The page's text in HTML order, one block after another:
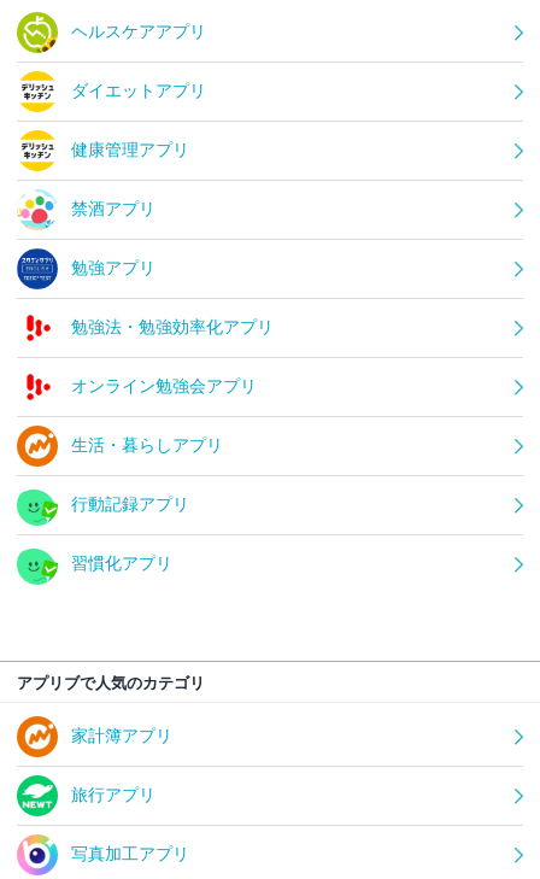
ヘルスケアアプリ
ダイエットアプリ
健康管理アプリ
禁酒アプリ
勉強アプリ
勉強法・勉強効率化アプリ
オンライン勉強会アプリ
生活・暮らしアプリ
行動記録アプリ
習慣化アプリ
アプリブで人気のカテゴリ
家計簿アプリ
旅行アプリ
写真加工アプリ